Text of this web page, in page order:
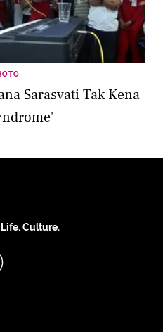
Sarasvati Tak Kena
Culture.